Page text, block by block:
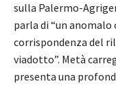
sulla Palermo-
parla di “un
corrispondenza del
viadotto”. Metà
presenta una